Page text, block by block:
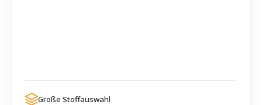
Große Stoffauswahl